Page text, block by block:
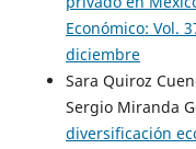
Económico: Vol.
diciembre
Sara Quiroz
Sergio Miranda
diversificación